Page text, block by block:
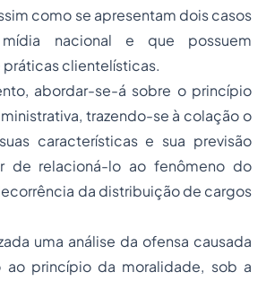
como se apresentam dois casos
nacional e que possuem
clientelísticas.
abordar-se-á sobre o princípio
trazendo-se à colação o
características e sua previsão
de relacioná-lo ao fenômeno do
da distribuição de cargos
uma análise da ofensa causada
ao princípio da moralidade, sob a